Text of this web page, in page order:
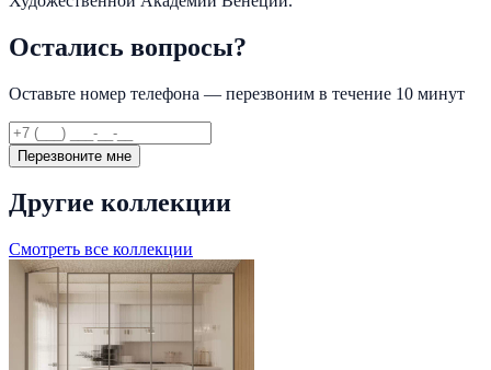
Остались вопросы?
Оставьте номер телефона — перезвоним в течение 10 минут
Перезвоните мне
Другие коллекции
Смотреть все коллекции